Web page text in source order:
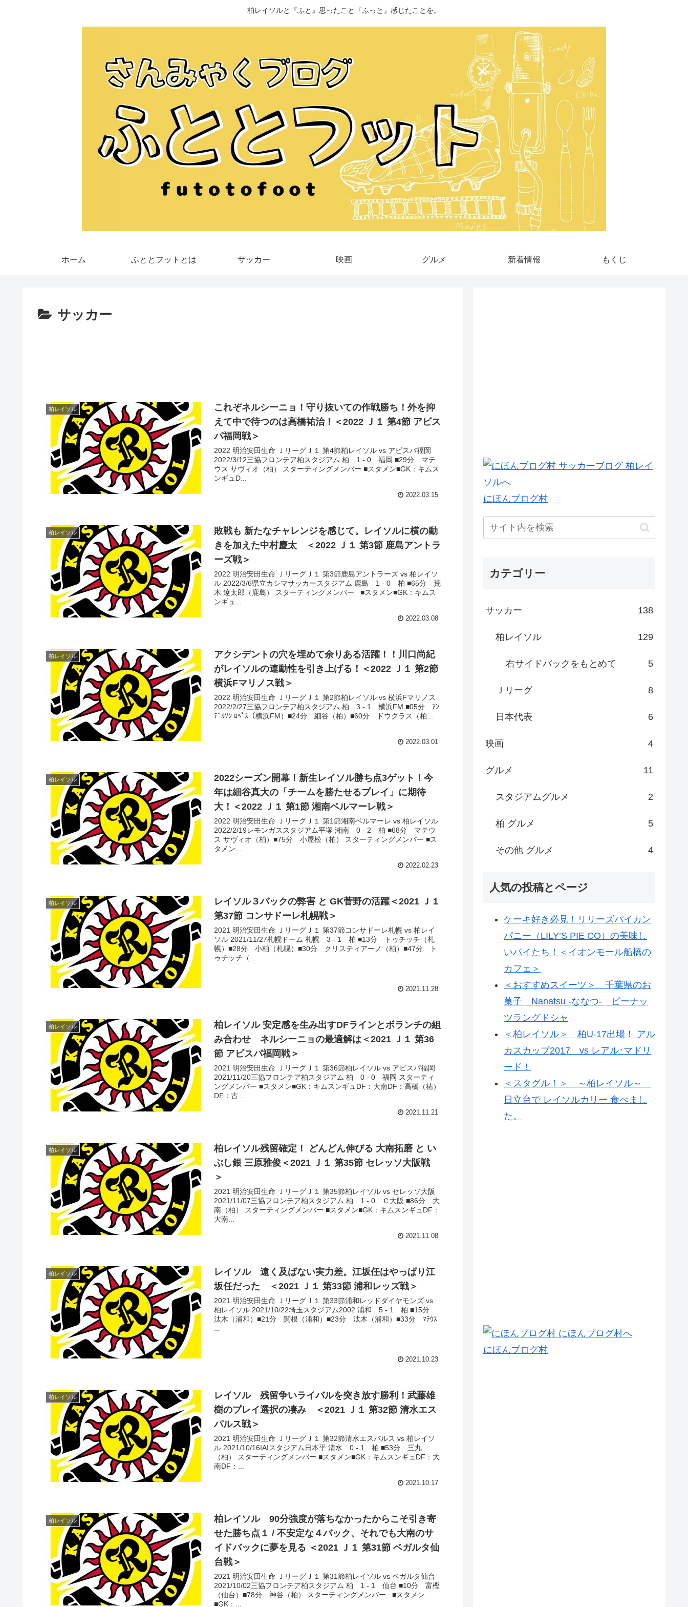
柏レイソルと『ふと』思ったこと『ふっと』感じたことを。
ホーム ふととフットとは サッカー 映画 グルメ 新着情報 もくじ
サッカー
柏レイソル
これぞネルシーニョ！守り抜いての作戦勝ち！外を抑
えて中で待つのは高橋祐治！＜2022 Ｊ１ 第4節 アビス
パ福岡戦＞
2022 明治安田生命 ＪリーグＪ１ 第4節柏レイソル vs アビスパ福岡
2022/3/12三協フロンテア柏スタジアム 柏 1 - 0 福岡 ■29分 マテ
ウス サヴィオ（柏） スターティングメンバー ■スタメン■GK：キムス
ンギュD...
2022.03.15
柏レイソル
敗戦も 新たなチャレンジを感じて。レイソルに横の動
きを加えた中村慶太 ＜2022 Ｊ１ 第3節 鹿島アントラ
ーズ戦＞
2022 明治安田生命 ＪリーグＪ１ 第3節鹿島アントラーズ vs 柏レイソ
ル 2022/3/6県立カシマサッカースタジアム 鹿島 1 - 0 柏 ■65分 荒
木 遼太郎（鹿島） スターティングメンバー ■スタメン■GK：キムス
ンギュ...
2022.03.08
柏レイソル
アクシデントの穴を埋めて余りある活躍！！川口尚紀
がレイソルの連動性を引き上げる！＜2022 Ｊ１ 第2節
横浜Fマリノス戦＞
2022 明治安田生命 ＪリーグＪ１ 第2節柏レイソル vs 横浜Fマリノス
2022/2/27三協フロンテア柏スタジアム 柏 3 - 1 横浜FM ■05分 ｱﾝ
ﾃﾞﾙｿﾝ ﾛﾍﾟｽ（横浜FM）■24分 細谷（柏）■60分 ドウグラス（柏...
2022.03.01
柏レイソル
2022シーズン開幕！新生レイソル勝ち点3ゲット！今
年は細谷真大の「チームを勝たせるプレイ」に期待
大！＜2022 Ｊ１ 第1節 湘南ベルマーレ戦＞
2022 明治安田生命 ＪリーグＪ１ 第1節湘南ベルマーレ vs 柏レイソル
2022/2/19レモンガススタジアム平塚 湘南 0 - 2 柏 ■68分 マテウ
ス サヴィオ（柏）■75分 小屋松（柏） スターティングメンバー ■ス
タメン...
2022.02.23
柏レイソル
レイソル３バックの弊害 と GK菅野の活躍＜2021 Ｊ１
第37節 コンサドーレ札幌戦＞
2021 明治安田生命 ＪリーグＪ１ 第37節コンサドーレ札幌 vs 柏レイ
ソル 2021/11/27札幌ドーム 札幌 3 - 1 柏 ■13分 トゥチッチ（札
幌）■28分 小柏（札幌）■30分 クリスティアーノ（柏）■47分 ト
ゥチッチ（...
2021.11.28
柏レイソル
柏レイソル 安定感を生み出すDFラインとボランチの組
み合わせ ネルシーニョの最適解は＜2021 Ｊ１ 第36
節 アビスパ福岡戦＞
2021 明治安田生命 ＪリーグＪ１ 第36節柏レイソル vs アビスパ福岡
2021/11/20三協フロンテア柏スタジアム 柏 0 - 0 福岡 スターティ
ングメンバー ■スタメン■GK：キムスンギュDF：大南DF：高橋（祐）
DF：古...
2021.11.21
柏レイソル
柏レイソル残留確定！ どんどん伸びる 大南拓磨 と い
ぶし銀 三原雅俊＜2021 Ｊ１ 第35節 セレッソ大阪戦
＞
2021 明治安田生命 ＪリーグＪ１ 第35節柏レイソル vs セレッソ大阪
2021/11/07三協フロンテア柏スタジアム 柏 1 - 0 Ｃ大阪 ■86分 大
南（柏） スターティングメンバー ■スタメン■GK：キムスンギュDF：
大南...
2021.11.08
柏レイソル
レイソル 遠く及ばない実力差。江坂任はやっぱり江
坂任だった ＜2021 Ｊ１ 第33節 浦和レッズ戦＞
2021 明治安田生命 ＪリーグＪ１ 第33節浦和レッドダイヤモンズ vs
柏レイソル 2021/10/22埼玉スタジアム2002 浦和 5 - 1 柏 ■15分
汰木（浦和）■21分 関根（浦和）■23分 汰木（浦和）■33分 ﾏﾃｳｽ
2021.10.23
柏レイソル
レイソル 残留争いライバルを突き放す勝利！武藤雄
樹のプレイ選択の凄み ＜2021 Ｊ１ 第32節 清水エス
パルス戦＞
2021 明治安田生命 ＪリーグＪ１ 第32節清水エスパルス vs 柏レイソ
ル 2021/10/16IAIスタジアム日本平 清水 0 - 1 柏 ■53分 三丸
（柏） スターティングメンバー ■スタメン■GK：キムスンギュDF：大
南DF：...
2021.10.17
柏レイソル
柏レイソル 90分強度が落ちなかったからこそ引き寄
せた勝ち点１ / 不安定な４バック、それでも大南のサ
イドバックに夢を見る ＜2021 Ｊ１ 第31節 ベガルタ仙
台戦＞
2021 明治安田生命 ＪリーグＪ１ 第31節柏レイソル vs ベガルタ仙台
2021/10/02三協フロンテア柏スタジアム 柏 1 - 1 仙台 ■10分 富樫
（仙台）■78分 神谷（柏） スターティングメンバー ■スタメン
■GK：...
にほんブログ村
カテゴリー
サッカー 138
柏レイソル 129
右サイドバックをもとめて 5
Ｊリーグ 8
日本代表 6
映画 4
グルメ 11
スタジアムグルメ 2
柏 グルメ 5
その他 グルメ 4
人気の投稿とページ
ケーキ好き必見！リリーズパイカン
パニー（LILY’S PIE CO）の美味し
いパイたち！＜イオンモール船橋の
カフェ＞
＜おすすめスイーツ＞ 千葉県のお
菓子 Nanatsu -ななつ- ピーナッ
ツラングドシャ
＜柏レイソル＞ 柏U-17出場！ アル
カスカップ2017 vs レアル･マドリ
ード！
＜スタグル！＞ ～柏レイソル～
日立台で レイソルカリー 食べまし
た。
にほんブログ村